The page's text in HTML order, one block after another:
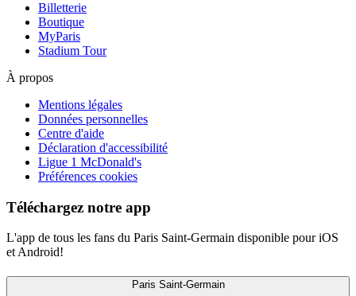
Billetterie
Boutique
MyParis
Stadium Tour
À propos
Mentions légales
Données personnelles
Centre d'aide
Déclaration d'accessibilité
Ligue 1 McDonald's
Préférences cookies
Téléchargez notre app
L'app de tous les fans du Paris Saint-Germain disponible pour iOS
et Android!
Paris Saint-Germain